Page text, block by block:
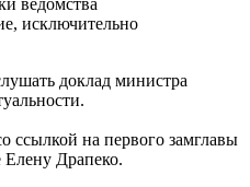
исключительно
доклад министра
ссылкой на первого замглавы
Елену Драпеко.